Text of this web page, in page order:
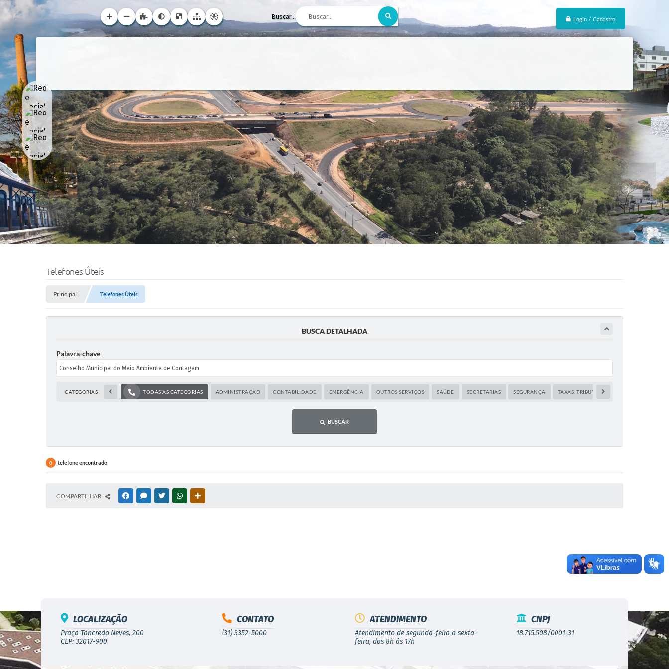
Login / Cadastro
Buscar...
Telefones Úteis
Principal Telefones Úteis
BUSCA DETALHADA
Palavra-chave
CATEGORIAS TODAS AS CATEGORIAS ADMINISTRAÇÃO CONTABILIDADE EMERGÊNCIA OUTROS SERVIÇOS SAÚDE SECRETARIAS SEGURANÇA TAXAS, TRIBUTOS E IMPOSTOS
BUSCAR
0 telefone encontrado
COMPARTILHAR FACEBOOKMESSENGER
TWITTERWHATSAPP
LOCALIZAÇÃO
Praça Tancredo Neves, 200
CEP: 32017-900
CONTATO
(31) 3352-5000
ATENDIMENTO
Atendimento de segunda-feira a sexta-
feira, das 8h às 17h
CNPJ
18.715.508/0001-31